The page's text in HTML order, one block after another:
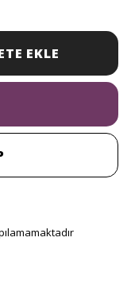
EKLE